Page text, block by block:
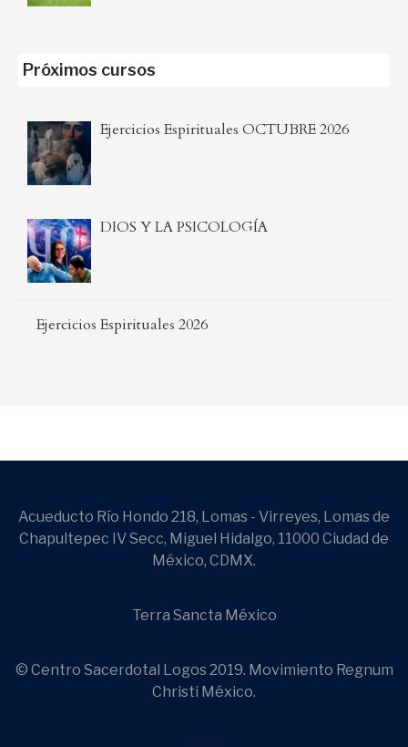
Próximos cursos
Ejercicios Espirituales OCTUBRE 2026
DIOS Y LA PSICOLOGÍA
Ejercicios Espirituales 2026
Acueducto Río Hondo 218, Lomas - Virreyes, Lomas de
Chapultepec IV Secc, Miguel Hidalgo, 11000 Ciudad de
México, CDMX.
Terra Sancta México
© Centro Sacerdotal Logos 2019. Movimiento Regnum
Christi México.